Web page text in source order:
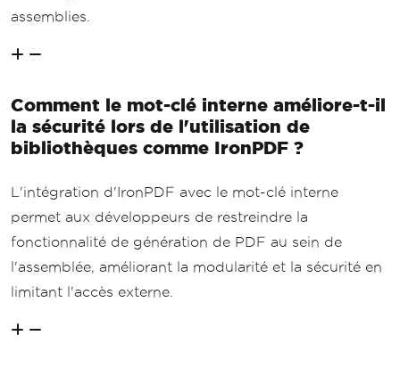
assemblies.
Comment le mot-clé interne améliore-t-il
la sécurité lors de l'utilisation de
bibliothèques comme IronPDF ?
L'intégration d'IronPDF avec le mot-clé interne
permet aux développeurs de restreindre la
fonctionnalité de génération de PDF au sein de
l'assemblée, améliorant la modularité et la sécurité en
limitant l'accès externe.